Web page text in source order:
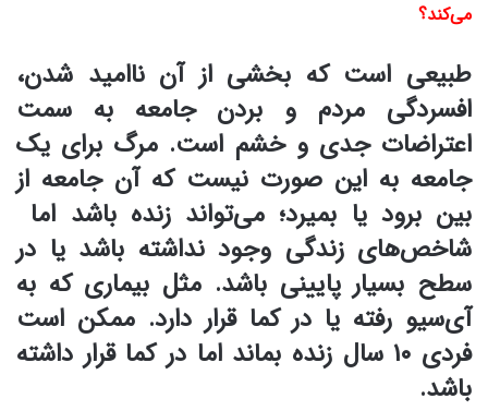
می‌کند؟
طبیعی است که بخشی از آن ناامید شدن،
افسردگی مردم و بردن جامعه به سمت
اعتراضات جدی و خشم است. مرگ برای یک
جامعه به این صورت نیست که آن جامعه از
بین برود یا بمیرد؛ می‌تواند زنده باشد اما
شاخص‌های زندگی وجود نداشته باشد یا در
سطح بسیار پایینی باشد. مثل بیماری که به
آی‌سیو رفته یا در کما قرار دارد. ممکن است
فردی ۱۰ سال زنده بماند اما در کما قرار داشته
باشد.